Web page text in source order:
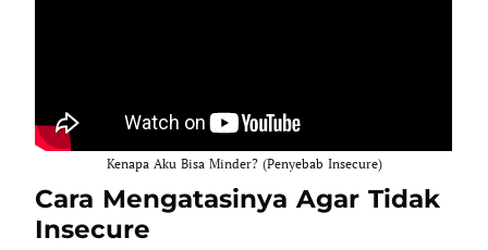
Kenapa Aku Bisa Minder? (Penyebab Insecure)
Cara Mengatasinya Agar Tidak
Insecure